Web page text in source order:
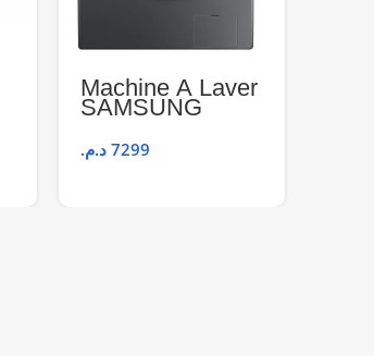
Machine À Laver
SAMSUNG
7299 د.م.